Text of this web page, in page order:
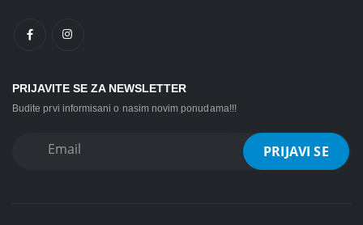
PRIJAVITE SE ZA NEWSLETTER
Budite prvi informisani o nasim novim ponudama!!!